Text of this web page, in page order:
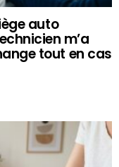
auto
m’a
tout en cas